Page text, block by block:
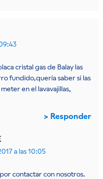
cristal gas de Balay las
fundido,quería saber si las
en el lavavajillas,
Responder
a las 10:05
contactar con nosotros.